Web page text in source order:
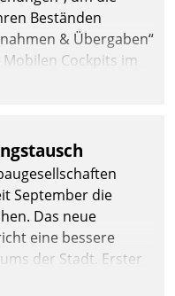
Beständen
& Übergaben“
Cockpits im
September die
Das neue
eine bessere
der Stadt. Erster
API-Hub mit